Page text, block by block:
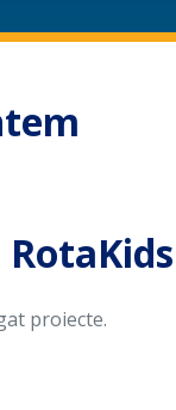
proiecte.